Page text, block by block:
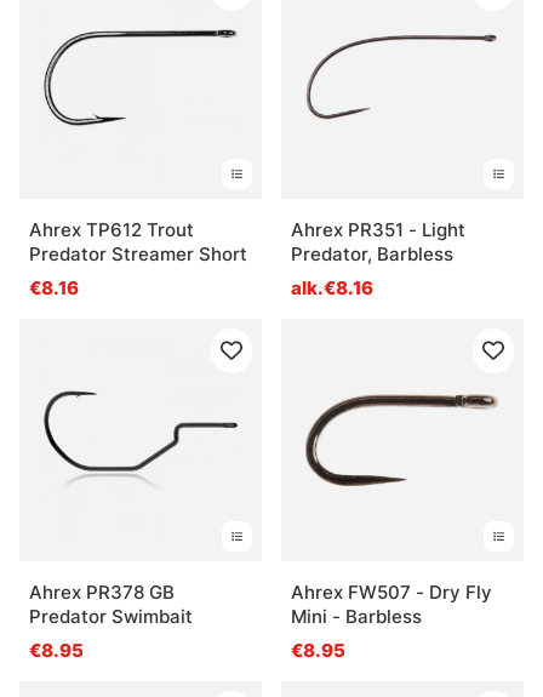
Ahrex TP612 Trout
Predator Streamer Short
€8.16
Ahrex PR351 - Light
Predator, Barbless
alk.€8.16
Ahrex PR378 GB
Predator Swimbait
€8.95
Ahrex FW507 - Dry Fly
Mini - Barbless
€8.95